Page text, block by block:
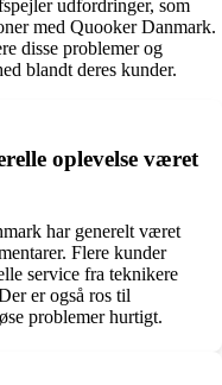
udfordringer, som
med Quooker Danmark.
disse problemer og
blandt deres kunder.
oplevelse været
har generelt været
Flere kunder
service fra teknikere
er også ros til
problemer hurtigt.